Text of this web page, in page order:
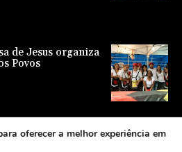
de Jesus organiza
Povos
o papel da
sociedade mais
oferecer a melhor experiência em